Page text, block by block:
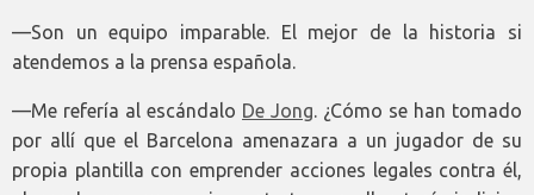
—Son un equipo imparable. El mejor de la historia si
atendemos a la prensa española.
—Me refería al escándalo De Jong . ¿Cómo se han tomado
por allí que el Barcelona amenazara a un jugador de su
propia plantilla con emprender acciones legales contra él,